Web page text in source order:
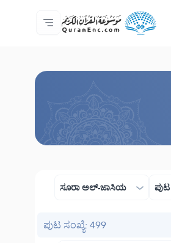
ಮುಖಪುಟ
ಅನುವಾದಗಳ ಸೂಚಿ
Audio
ಡೆವಲಪರ್ ಸೇವೆಗಳು - API
ಯೋಜನೆಯ ಬಗ್ಗೆ
ನಮ್ಮನ್ನು ಕರೆ ಮಾಡಿ
ಭಾಷೆ
ಸೂರಾ ಅಲ್ -ಜಾಸಿಯ ಪುಟ
ಪುಟ ಸಂಖ್ಯೆ: 499